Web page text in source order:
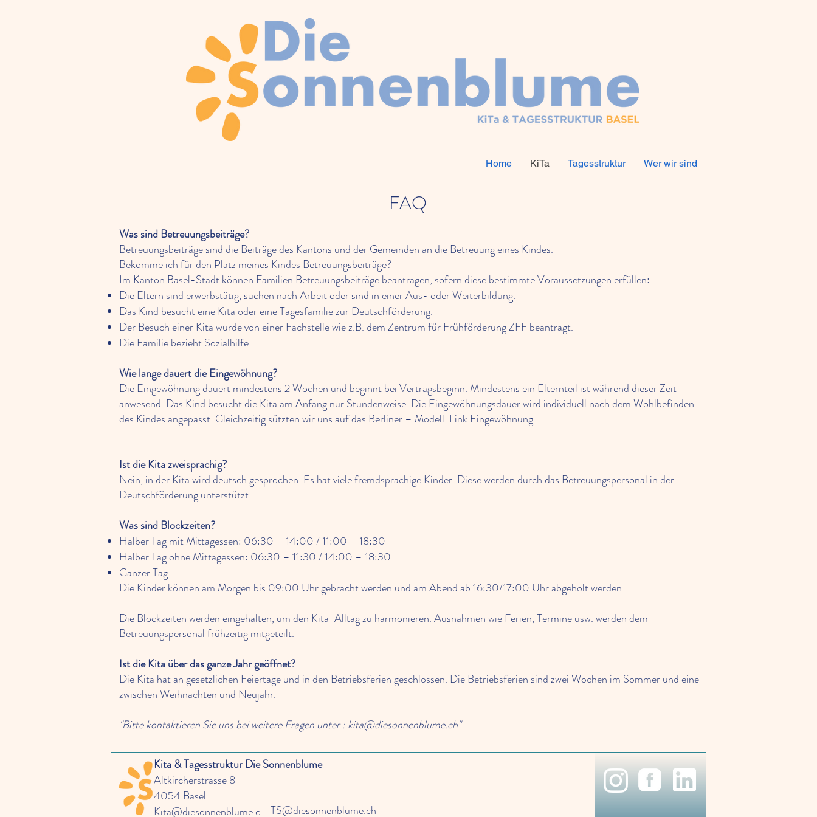
Home KiTa Tagesstruktur Wer wir sind
FAQ
Was sind Betreuungsbeiträge?
Betreuungsbeiträge sind die Beiträge des Kantons und der Gemeinden an die Betreuung eines Kindes.
Bekomme ich für den Platz meines Kindes Betreuungsbeiträge?
Im Kanton Basel-Stadt können Familien Betreuungsbeiträge beantragen, sofern diese bestimmte Voraussetzungen erfüllen:
Die Eltern sind erwerbstätig, suchen nach Arbeit oder sind in einer Aus- oder Weiterbildung.
Das Kind besucht eine Kita oder eine Tagesfamilie zur Deutschförderung.
Der Besuch einer Kita wurde von einer Fachstelle wie z.B. dem Zentrum für Frühförderung ZFF beantragt.
Die Familie bezieht Sozialhilfe.
Wie lange dauert die Eingewöhnung?
Die Eingewöhnung dauert mindestens 2 Wochen und beginnt bei Vertragsbeginn. Mindestens ein Elternteil ist während dieser Zeit
anwesend. Das Kind besucht die Kita am Anfang nur Stundenweise. Die Eingewöhnungsdauer wird individuell nach dem Wohlbefinden
des Kindes angepasst. Gleichzeitig sützten wir uns auf das Berliner – Modell. Link Eingewöhnung
Ist die Kita zweisprachig?
Nein, in der Kita wird deutsch gesprochen. Es hat viele fremdsprachige Kinder. Diese werden durch das Betreuungspersonal in der
Deutschförderung unterstützt.
Was sind Blockzeiten?
Halber Tag mit Mittagessen: 06:30 – 14:00 / 11:00 – 18:30
Halber Tag ohne Mittagessen: 06:30 – 11:30 / 14:00 – 18:30
Ganzer Tag
​Die Kinder können am Morgen bis 09:00 Uhr gebracht werden und am Abend ab 16:30/17:00 Uhr abgeholt werden.
Die Blockzeiten werden eingehalten, um den Kita-Alltag zu harmonieren. Ausnahmen wie Ferien, Termine usw. werden dem
Betreuungspersonal frühzeitig mitgeteilt.
Ist die Kita über das ganze Jahr geöffnet?
Die Kita hat an gesetzlichen Feiertage und in den Betriebsferien geschlossen. Die Betriebsferien sind zwei Wochen im Sommer und eine
zwischen Weihnachten und Neujahr.
"Bitte kontaktieren Sie uns bei weitere Fragen unter :kita@diesonnenblume.ch"
Kita & Tagesstruktur Die Sonnenblume
Altkircherstrasse 8
4054 Basel
Kita@diesonnenblume.c
TS@diesonnenblume.ch